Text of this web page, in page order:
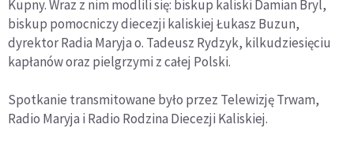
Kupny. Wraz z nim modlili się: biskup kaliski Damian Bryl,
biskup pomocniczy diecezji kaliskiej Łukasz Buzun,
dyrektor Radia Maryja o. Tadeusz Rydzyk, kilkudziesięciu
kapłanów oraz pielgrzymi z całej Polski.
Spotkanie transmitowane było przez Telewizję Trwam,
Radio Maryja i Radio Rodzina Diecezji Kaliskiej.